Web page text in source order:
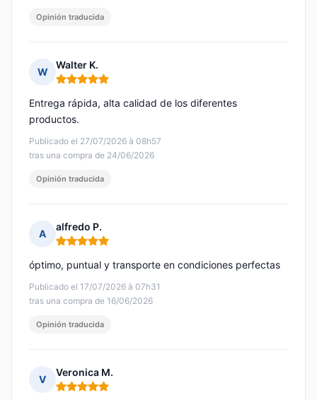
Opinión traducida
W
Walter K.
Nota: 5 de 5
Publicado el 27/07/2026 à 08h57
tras una compra de 24/06/2026
Entrega rápida, alta calidad de los diferentes
productos.
Opinión traducida
A
alfredo P.
Nota: 5 de 5
Publicado el 17/07/2026 à 07h31
tras una compra de 16/06/2026
óptimo, puntual y transporte en condiciones perfectas
Opinión traducida
V
Veronica M.
Nota: 5 de 5